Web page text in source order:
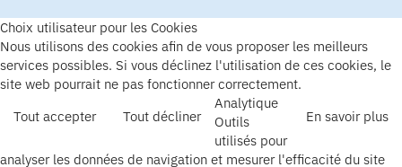
Choix utilisateur pour les Cookies
Nous utilisons des cookies afin de vous proposer les meilleurs
services possibles. Si vous déclinez l'utilisation de ces cookies, le
site web pourrait ne pas fonctionner correctement.
Tout accepter
Tout décliner En savoir plus
Analytique
Outils
utilisés pour
analyser les données de navigation et mesurer l'efficacité du site